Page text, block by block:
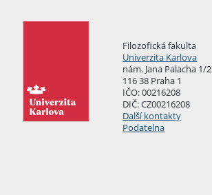
Filozofická fakulta
Univerzita Karlova
nám. Jana Palacha 1/2
116 38 Praha 1
IČO: 00216208
DIČ: CZ00216208
Další kontakty
Podatelna